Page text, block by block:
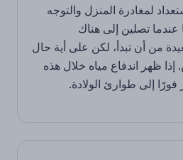
لمغادرة المنزل والتوجه
عندما تصلين إلى هناك
من أن تبدأ، لكن على أية حال
ظهر اندفاع مياه خلال هذه
إلى طوارئ الولادة.